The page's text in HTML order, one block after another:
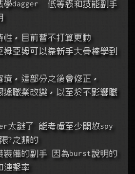
dagger  低等級和技能副手
性，目前暫不打算更動
境，這部分之後會修正，
太謎了 能考慮至少開放spy
?之類的
裝備的副手 因為burst說明的
連擊率